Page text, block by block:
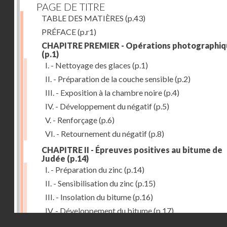
PAGE DE TITRE
TABLE DES MATIÈRES (p.43)
PRÉFACE(p.r1)
CHAPITRE PREMIER - Opérations
(p.1)
I. - Nettoyage des glaces (p.1)
II. - Préparation de la couche sensible(p.2)
III. - Exposition à la chambre noire(p.4)
IV. - Développement du négatif(p.5)
V. - Renforçage(p.6)
VI. - Retournement du négatif(p.8)
CHAPITRE II - Épreuves positives au bitume de
Judée (p.14)
I. - Préparation du zinc (p.14)
II. - Sensibilisation du zinc (p.15)
III. - Insolation du bitume(p.16)
IV. - Développement du bitume(p.17)